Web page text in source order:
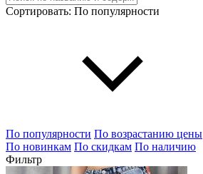
Сортировать: По популярности
По популярности По возрастанию цены
По новинкам По скидкам По наличию
Фильтр